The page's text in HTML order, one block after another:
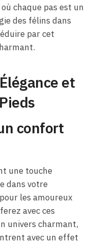
chaque pas est un
des félins dans
par cet
et
confort
une touche
dans votre
les amoureux
avec ces
univers charmant,
avec un effet